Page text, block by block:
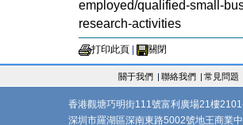
employed/qualified-small-
research-activities
打印此頁 關閉
關于我們 | 聯絡我們 | 常見問題
香港觀塘巧明街111號富利廣場21樓
深圳市羅湖區深南東路5002號地王商業